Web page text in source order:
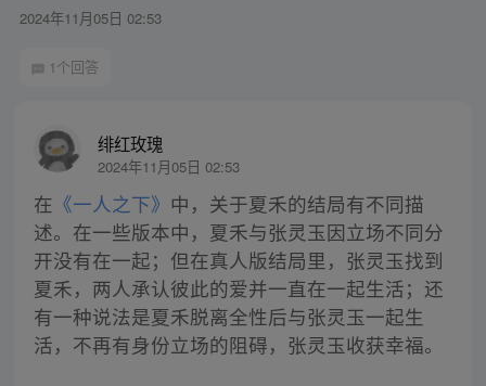
2024年11月05日 02:53
1个回答
绯红玫瑰
2024年11月05日 02:53
在 《一人之下》 中，关于夏禾的结局有不同描
述。在一些版本中，夏禾与张灵玉因立场不同分
开没有在一起；但在真人版结局里，张灵玉找到
夏禾，两人承认彼此的爱并一直在一起生活；还
有一种说法是夏禾脱离全性后与张灵玉一起生
活，不再有身份立场的阻碍，张灵玉收获幸福。